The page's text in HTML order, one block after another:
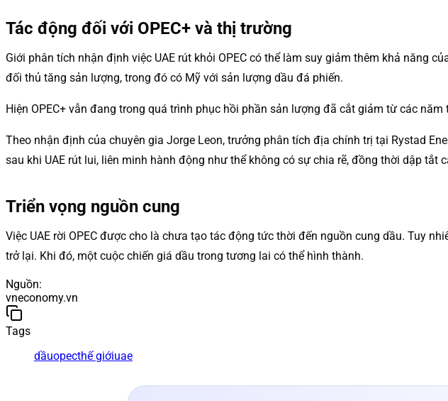
Tác động đối với OPEC+ và thị trường
Giới phân tích nhận định việc UAE rút khỏi OPEC có thể làm suy giảm thêm khả năng
đối thủ tăng sản lượng, trong đó có Mỹ với sản lượng dầu đá phiến.
Hiện OPEC+ vẫn đang trong quá trình phục hồi phần sản lượng đã cắt giảm từ các
Theo nhận định của chuyên gia Jorge Leon, trưởng phân tích địa chính trị tại Rystad
sau khi UAE rút lui, liên minh hành động như thể không có sự chia rẽ, đồng thời dập
Triển vọng nguồn cung
Việc UAE rời OPEC được cho là chưa tạo tác động tức thời đến nguồn cung dầu. Tuy
trở lại. Khi đó, một cuộc chiến giá dầu trong tương lai có thể hình thành.
Nguồn:
vneconomy.vn
Tags
dầuopecthế giớiuae